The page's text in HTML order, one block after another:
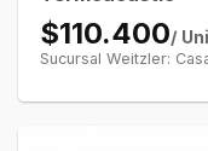
$110.400/
Sucursal Weitzler: